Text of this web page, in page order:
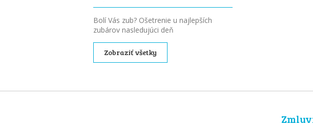
Bolí Vás zub? Ošetrenie u najlepších
zubárov nasledujúci deň
Zobraziť všetky